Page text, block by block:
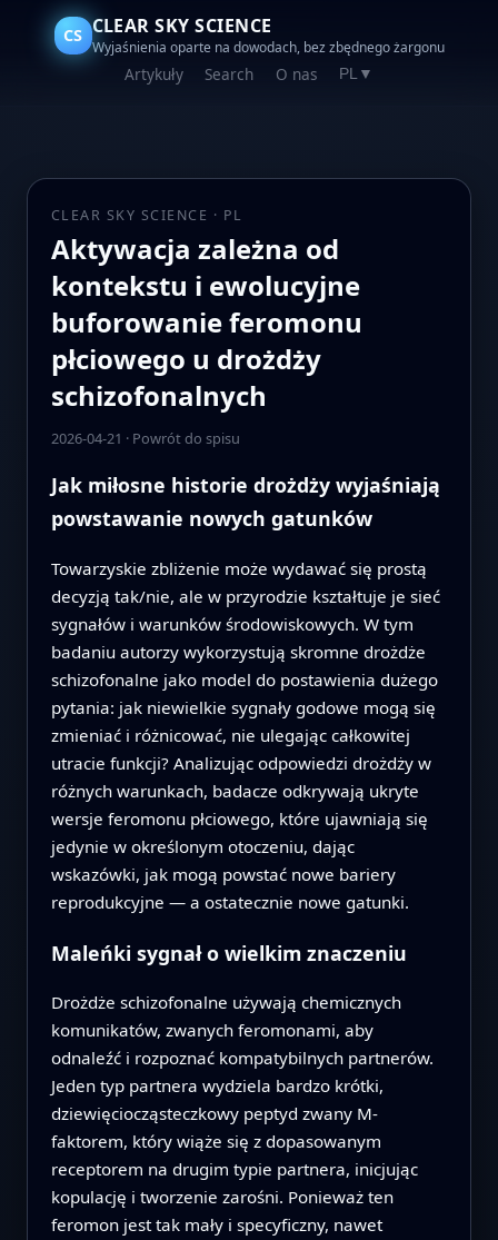
CS CLEAR SKY SCIENCE
Wyjaśnienia oparte na dowodach, bez zbędnego żargonu
Artykuły Search O nas PL▼
CLEAR SKY SCIENCE · PL
Aktywacja zależna od
kontekstu i ewolucyjne
buforowanie feromonu
płciowego u drożdży
schizofonalnych
2026-04-21 · Powrót do spisu
Jak miłosne historie drożdży wyjaśniają
powstawanie nowych gatunków
Towarzyskie zbliżenie może wydawać się prostą
decyzją tak/nie, ale w przyrodzie kształtuje je sieć
sygnałów i warunków środowiskowych. W tym
badaniu autorzy wykorzystują skromne drożdże
schizofonalne jako model do postawienia dużego
pytania: jak niewielkie sygnały godowe mogą się
zmieniać i różnicować, nie ulegając całkowitej
utracie funkcji? Analizując odpowiedzi drożdży w
różnych warunkach, badacze odkrywają ukryte
wersje feromonu płciowego, które ujawniają się
jedynie w określonym otoczeniu, dając
wskazówki, jak mogą powstać nowe bariery
reprodukcyjne — a ostatecznie nowe gatunki.
Maleńki sygnał o wielkim znaczeniu
Drożdże schizofonalne używają chemicznych
komunikatów, zwanych feromonami, aby
odnaleźć i rozpoznać kompatybilnych partnerów.
Jeden typ partnera wydziela bardzo krótki,
dziewięciocząsteczkowy peptyd zwany M-
faktorem, który wiąże się z dopasowanym
receptorem na drugim typie partnera, inicjując
kopulację i tworzenie zarośni. Ponieważ ten
feromon jest tak mały i specyficzny, nawet